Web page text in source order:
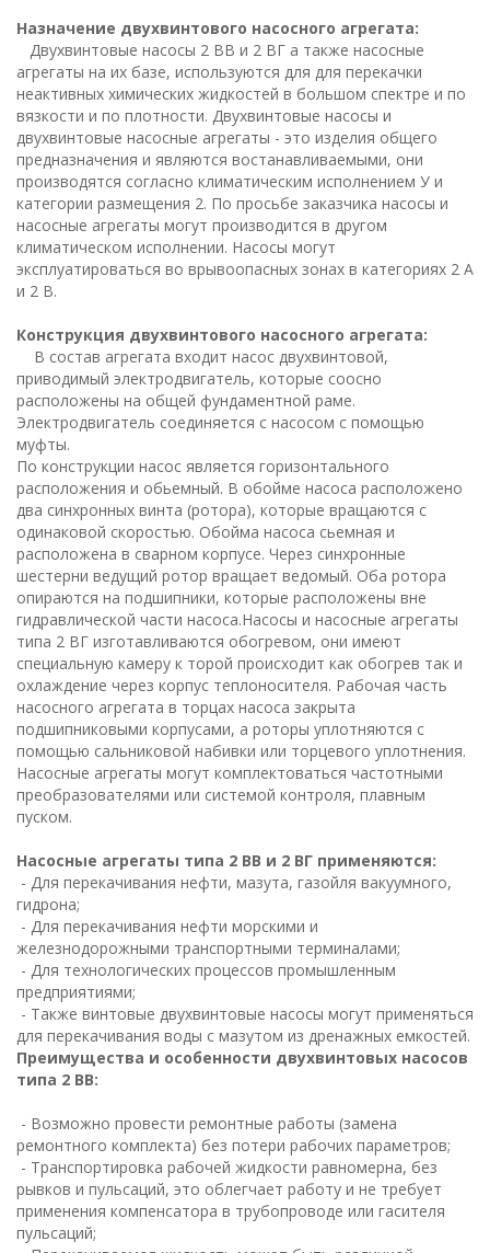
Назначение двухвинтового насосного агрегата:
Двухвинтовые насосы 2 ВВ и 2 ВГ а также насосные
агрегаты на их базе, используются для для перекачки
неактивных химических жидкостей в большом спектре и по
вязкости и по плотности. Двухвинтовые насосы и
двухвинтовые насосные агрегаты - это изделия общего
предназначения и являются востанавливаемыми, они
производятся согласно климатическим исполнением У и
категории размещения 2. По просьбе заказчика насосы и
насосные агрегаты могут производится в другом
климатическом исполнении. Насосы могут
эксплуатироваться во врывоопасных зонах в категориях 2 А
и 2 В.
Конструкция двухвинтового насосного агрегата:
В состав агрегата входит насос двухвинтовой,
приводимый электродвигатель, которые соосно
расположены на общей фундаментной раме.
Электродвигатель соединяется с насосом с помощью
муфты.
По конструкции насос является горизонтального
расположения и обьемный. В обойме насоса расположено
два синхронных винта (ротора), которые вращаются с
одинаковой скоростью. Обойма насоса сьемная и
расположена в сварном корпусе. Через синхронные
шестерни ведущий ротор вращает ведомый. Оба ротора
опираются на подшипники, которые расположены вне
гидравлической части насоса.Насосы и насосные агрегаты
типа 2 ВГ изготавливаются обогревом, они имеют
специальную камеру к торой происходит как обогрев так и
охлаждение через корпус теплоносителя. Рабочая часть
насосного агрегата в торцах насоса закрыта
подшипниковыми корпусами, а роторы уплотняются с
помощью сальниковой набивки или торцевого уплотнения.
Насосные агрегаты могут комплектоваться частотными
преобразователями или системой контроля, плавным
пуском.
Насосные агрегаты типа 2 ВВ и 2 ВГ применяются:
- Для перекачивания нефти, мазута, газойля вакуумного,
гидрона;
- Для перекачивания нефти морскими и
железнодорожными транспортными терминалами;
- Для технологических процессов промышленным
предприятиями;
- Также винтовые двухвинтовые насосы могут применяться
для перекачивания воды с мазутом из дренажных емкостей.
Преимущества и особенности двухвинтовых насосов
типа 2 ВВ:
- Возможно провести ремонтные работы (замена
ремонтного комплекта) без потери рабочих параметров;
- Транспортировка рабочей жидкости равномерна, без
рывков и пульсаций, это облегчает работу и не требует
применения компенсатора в трубопроводе или гасителя
пульсаций;